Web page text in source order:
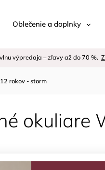
Oblečenie a doplnky
výpredaja – zľavy až do 70 %.
rokov - storm